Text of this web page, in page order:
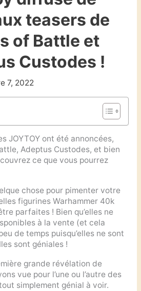
teasers de
of Battle et
Custodes !
7, 2022
JOYTOY ont été annoncées,
Adeptus Custodes, et bien
ce que vous pourrez
chose pour pimenter votre
figurines Warhammer 40k
parfaites ! Bien qu’elles ne
à la vente (et cela
de temps puisqu’elles ne sont
sont géniales !
grande révélation de
vue pour l’une ou l’autre des
simplement génial à voir.